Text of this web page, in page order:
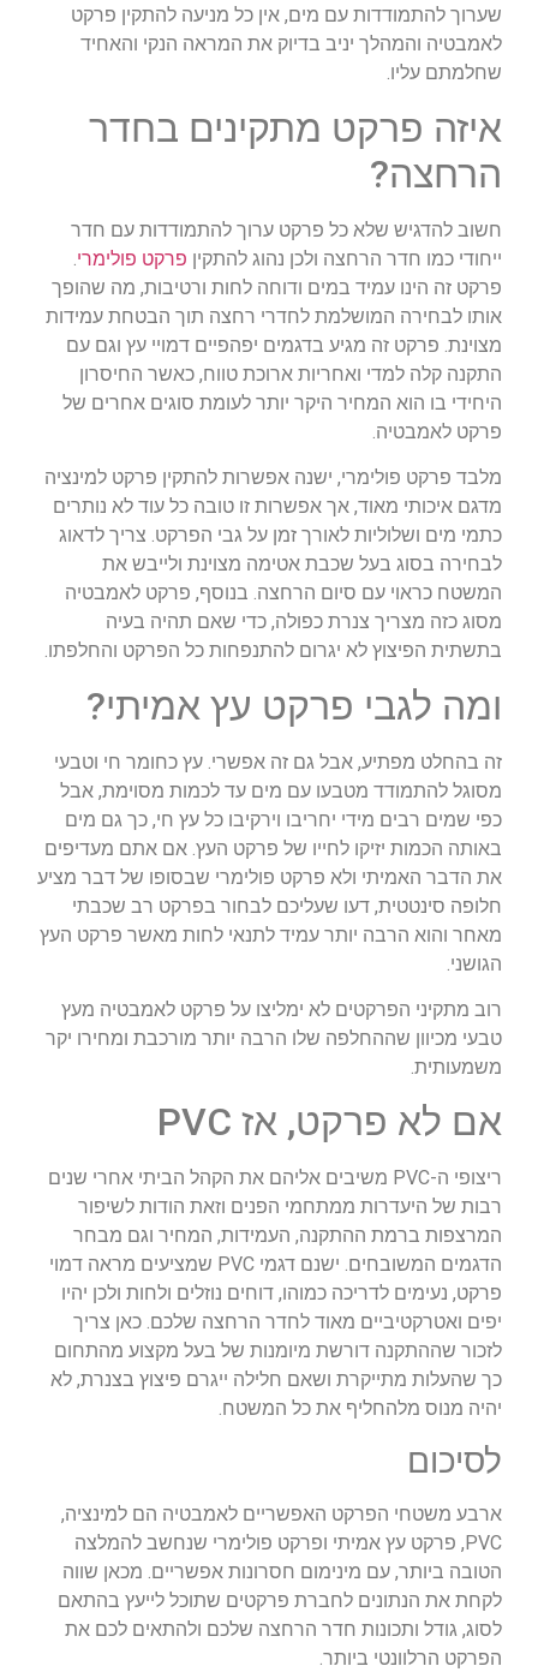
שערוך להתמודדות עם מים, אין כל מניעה להתקין פרקט
לאמבטיה והמהלך יניב בדיוק את המראה הנקי והאחיד
שחלמתם עליו.
איזה פרקט מתקינים בחדר
הרחצה?
חשוב להדגיש שלא כל פרקט ערוך להתמודדות עם חדר
ייחודי כמו חדר הרחצה ולכן נהוג להתקין פרקט פולימרי
פרקט זה הינו עמיד במים ודוחה לחות ורטיבות, מה שהופך
אותו לבחירה המושלמת לחדרי רחצה תוך הבטחת עמידות
מצוינת. פרקט זה מגיע בדגמים יפהפיים דמויי עץ וגם עם
התקנה קלה למדי ואחריות ארוכת טווח, כאשר החיסרון
היחידי בו הוא המחיר היקר יותר לעומת סוגים אחרים של
פרקט לאמבטיה.
מלבד פרקט פולימרי, ישנה אפשרות להתקין פרקט למינציה
מדגם איכותי מאוד, אך אפשרות זו טובה כל עוד לא נותרים
כתמי מים ושלוליות לאורך זמן על גבי הפרקט. צריך לדאוג
לבחירה בסוג בעל שכבת אטימה מצוינת ולייבש את
המשטח כראוי עם סיום הרחצה. בנוסף, פרקט לאמבטיה
מסוג כזה מצריך צנרת כפולה, כדי שאם תהיה בעיה
בתשתית הפיצוץ לא יגרום להתנפחות כל הפרקט והחלפתו.
ומה לגבי פרקט עץ אמיתי?
זה בהחלט מפתיע, אבל גם זה אפשרי. עץ כחומר חי וטבעי
מסוגל להתמודד מטבעו עם מים עד לכמות מסוימת, אבל
כפי שמים רבים מידי יחריבו וירקיבו כל עץ חי, כך גם מים
באותה הכמות יזיקו לחייו של פרקט העץ. אם אתם מעדיפים
את הדבר האמיתי ולא פרקט פולימרי שבסופו של דבר מציע
חלופה סינטטית, דעו שעליכם לבחור בפרקט רב שכבתי
מאחר והוא הרבה יותר עמיד לתנאי לחות מאשר פרקט העץ
הגושני.
רוב מתקיני הפרקטים לא ימליצו על פרקט לאמבטיה מעץ
טבעי מכיוון שההחלפה שלו הרבה יותר מורכבת ומחירו יקר
משמעותית.
אם לא פרקט, אז PVC
ריצופי ה-PVC משיבים אליהם את הקהל הביתי אחרי שנים
רבות של היעדרות ממתחמי הפנים וזאת הודות לשיפור
המרצפות ברמת ההתקנה, העמידות, המחיר וגם מבחר
הדגמים המשובחים. ישנם דגמי PVC שמציעים מראה דמוי
פרקט, נעימים לדריכה כמוהו, דוחים נוזלים ולחות ולכן יהיו
יפים ואטרקטיביים מאוד לחדר הרחצה שלכם. כאן צריך
לזכור שההתקנה דורשת מיומנות של בעל מקצוע מהתחום
כך שהעלות מתייקרת ושאם חלילה ייגרם פיצוץ בצנרת, לא
יהיה מנוס מלהחליף את כל המשטח.
לסיכום
ארבע משטחי הפרקט האפשריים לאמבטיה הם למינציה,
PVC, פרקט עץ אמיתי ופרקט פולימרי שנחשב להמלצה
הטובה ביותר, עם מינימום חסרונות אפשריים. מכאן שווה
לקחת את הנתונים לחברת פרקטים שתוכל לייעץ בהתאם
לסוג, גודל ותכונות חדר הרחצה שלכם ולהתאים לכם את
הפרקט הרלוונטי ביותר.